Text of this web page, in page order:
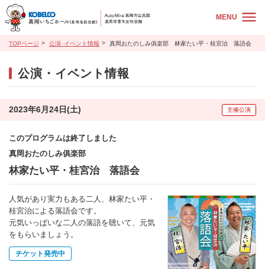
MENU
TOPページ 公演･イベント情報 真岡おたのしみ俱楽部 林家たい平・桂宮治 落語会
公演・イベント情報
2023年6月24日(土) 主催公演
このプログラムは終了しました
真岡おたのしみ俱楽部
林家たい平・桂宮治 落語会
人気があり実力もある二人、林家たい平・
桂宮治による落語会です。
元気いっぱいな二人の落語を聴いて、元気
をもらいましょう。
チケット発売中